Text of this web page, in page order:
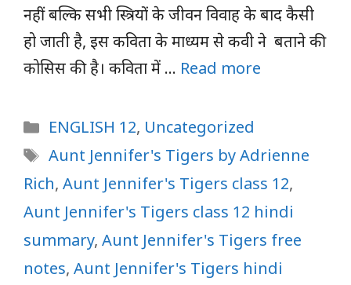
नहीं बल्कि सभी स्त्रियों के जीवन विवाह के बाद कैसी
हो जाती है, इस कविता के माध्यम से कवी ने बताने की
कोसिस की है। कविता में … Read more
Categories
ENGLISH 12, Uncategorized
Tags
Aunt Jennifer's Tigers by Adrienne
Rich, Aunt Jennifer's Tigers class 12,
Aunt Jennifer's Tigers class 12 hindi
summary, Aunt Jennifer's Tigers free
notes, Aunt Jennifer's Tigers hindi